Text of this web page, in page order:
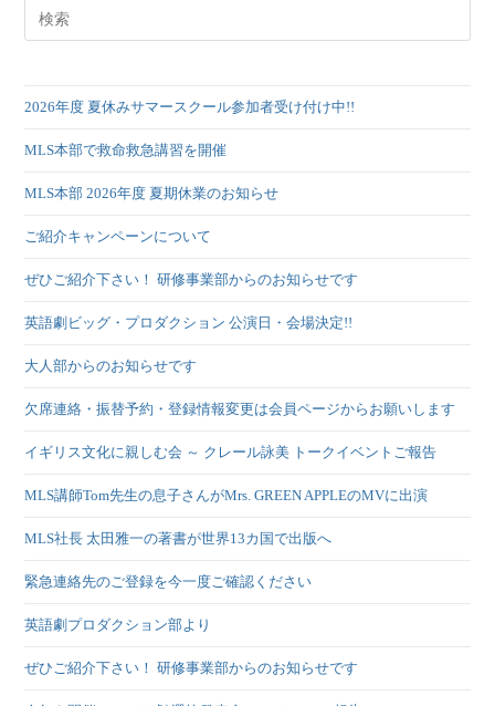
2026年度 夏休みサマースクール参加者受け付け中!!
MLS本部で救命救急講習を開催
MLS本部 2026年度 夏期休業のお知らせ
ご紹介キャンペーンについて
ぜひご紹介下さい！ 研修事業部からのお知らせです
英語劇ビッグ・プロダクション 公演日・会場決定!!
大人部からのお知らせです
欠席連絡・振替予約・登録情報変更は会員ページからお願いします
イギリス文化に親しむ会 ～ クレール詠美 トークイベントご報告
MLS講師Tom先生の息子さんがMrs. GREEN APPLEのMVに出演
MLS社長 太田雅一の著書が世界13カ国で出版へ
緊急連絡先のご登録を今一度ご確認ください
英語劇プロダクション部より
ぜひご紹介下さい！ 研修事業部からのお知らせです